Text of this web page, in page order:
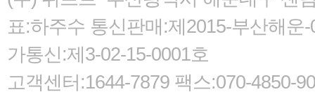
표:하주수 통신판매:제2015-부산해
가통신:제3-02-15-0001호
고객센터:1644-7879 팩스:070-4850-